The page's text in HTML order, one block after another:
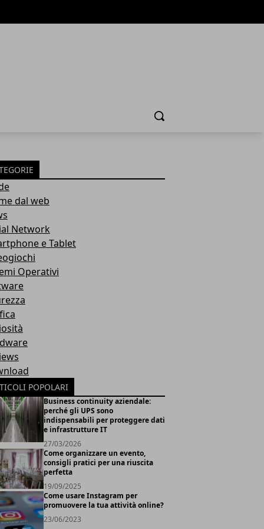
Cerca
dal web
Network
e Tablet
Operativi
POPOLARI
Business continuity aziendale:
perché gli UPS sono
indispensabili per proteggere dati
e infrastrutture IT
27/03/2026
Come organizzare un evento,
consigli pratici per una riuscita
perfetta
19/09/2025
Come usare Instagram per
promuovere la tua attività online?
23/06/2023